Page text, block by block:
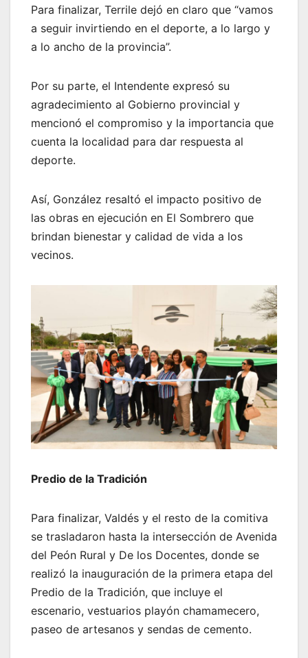
Para finalizar, Terrile dejó en claro que “vamos
a seguir invirtiendo en el deporte, a lo largo y
a lo ancho de la provincia”.
Por su parte, el Intendente expresó su
agradecimiento al Gobierno provincial y
mencionó el compromiso y la importancia que
cuenta la localidad para dar respuesta al
deporte.
Así, González resaltó el impacto positivo de
las obras en ejecución en El Sombrero que
brindan bienestar y calidad de vida a los
vecinos.
Predio de la Tradición
Para finalizar, Valdés y el resto de la comitiva
se trasladaron hasta la intersección de Avenida
del Peón Rural y De los Docentes, donde se
realizó la inauguración de la primera etapa del
Predio de la Tradición, que incluye el
escenario, vestuarios playón chamamecero,
paseo de artesanos y sendas de cemento.